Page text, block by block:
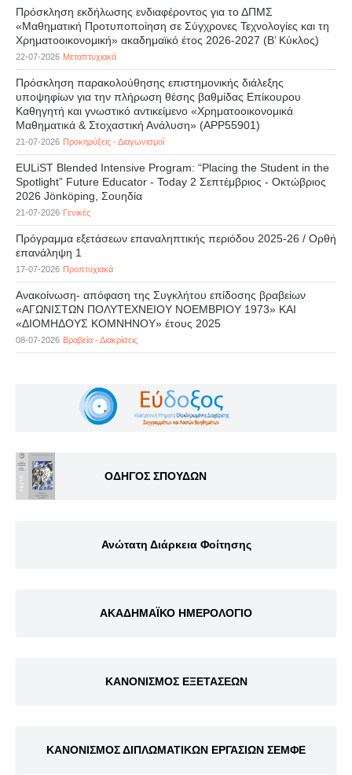
Πρόσκληση εκδήλωσης ενδιαφέροντος για το ΔΠΜΣ
«Μαθηματική Προτυποποίηση σε Σύγχρονες Τεχνολογίες και τη
Χρηματοοικονομική» ακαδημαϊκό έτος 2026-2027 (B’ Kύκλος)
22-07-2026 Μεταπτυχιακά
Πρόσκληση παρακολούθησης επιστημονικής διάλεξης
υποψηφίων για την πλήρωση θέσης βαθμίδας Επίκουρου
Καθηγητή και γνωστικό αντικείμενο «Χρηματοοικονομικά
Μαθηματικά & Στοχαστική Ανάλυση» (APP55901)
21-07-2026 Προκηρύξεις - Διαγωνισμοί
EULiST Blended Intensive Program: “Placing the Student in the
Spotlight” Future Educator - Today 2 Σεπτέμβριος - Οκτώβριος
2026 Jönköping, Σουηδία
21-07-2026 Γενικές
Πρόγραμμα εξετάσεων επαναληπτικής περιόδου 2025-26 / Ορθή
επανάληψη 1
17-07-2026 Προπτυχιακά
Ανακοίνωση- απόφαση της Συγκλήτου επίδοσης βραβείων
«ΑΓΩΝΙΣΤΩΝ ΠΟΛΥΤΕΧΝΕΙΟΥ ΝΟΕΜΒΡΙΟΥ 1973» ΚΑΙ
«ΔΙΟΜΗΔΟΥΣ ΚΟΜΝΗΝΟΥ» έτους 2025
08-07-2026 Βραβεία - Διακρίσεις
ΟΔΗΓΟΣ ΣΠΟΥΔΩΝ
Ανώτατη Διάρκεια Φοίτησης
ΑΚΑΔΗΜΑΪΚΟ ΗΜΕΡΟΛΟΓΙΟ
ΚΑΝΟΝΙΣΜΟΣ ΕΞΕΤΑΣΕΩΝ
ΚΑΝΟΝΙΣΜΟΣ ΔΙΠΛΩΜΑΤΙΚΩΝ ΕΡΓΑΣΙΩΝ ΣΕΜΦΕ